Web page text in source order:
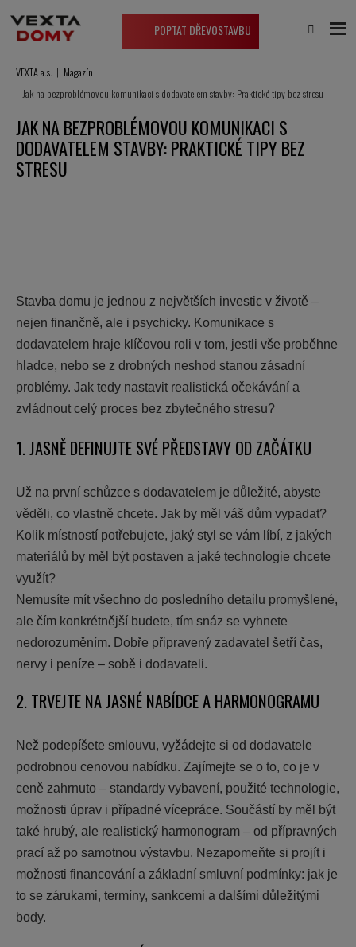
POPTAT DŘEVOSTAVBU
VEXTA a.s.
Magazín
Jak na bezproblémovou komunikaci s dodavatelem stavby: Praktické tipy bez stresu
JAK NA BEZPROBLÉMOVOU KOMUNIKACI S
DODAVATELEM STAVBY: PRAKTICKÉ TIPY BEZ
STRESU
Stavba domu je jednou z největších investic v životě –
nejen finančně, ale i psychicky. Komunikace s
dodavatelem hraje klíčovou roli v tom, jestli vše proběhne
hladce, nebo se z drobných neshod stanou zásadní
problémy. Jak tedy nastavit realistická očekávání a
zvládnout celý proces bez zbytečného stresu?
1. JASNĚ DEFINUJTE SVÉ PŘEDSTAVY OD ZAČÁTKU
Už na první schůzce s dodavatelem je důležité, abyste
věděli, co vlastně chcete. Jak by měl váš dům vypadat?
Kolik místností potřebujete, jaký styl se vám líbí, z jakých
materiálů by měl být postaven a jaké technologie chcete
využít?
Nemusíte mít všechno do posledního detailu promyšlené,
ale čím konkrétnější budete, tím snáz se vyhnete
nedorozuměním. Dobře připravený zadavatel šetří čas,
nervy i peníze – sobě i dodavateli.
2. TRVEJTE NA JASNÉ NABÍDCE A HARMONOGRAMU
Než podepíšete smlouvu, vyžádejte si od dodavatele
podrobnou cenovou nabídku. Zajímejte se o to, co je v
ceně zahrnuto – standardy vybavení, použité technologie,
možnosti úprav i případné vícepráce. Součástí by měl být
také hrubý, ale realistický harmonogram – od přípravných
prací až po samotnou výstavbu. Nezapomeňte si projít i
možnosti financování a základní smluvní podmínky: jak je
to se zárukami, termíny, sankcemi a dalšími důležitými
body.